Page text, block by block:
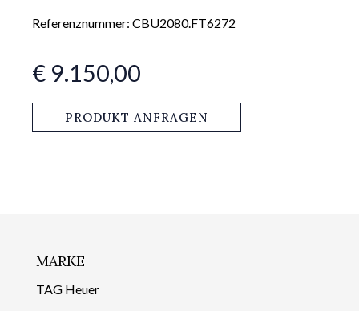
Referenznummer: CBU2080.FT6272
€ 9.150,00
PRODUKT ANFRAGEN
MARKE
TAG Heuer